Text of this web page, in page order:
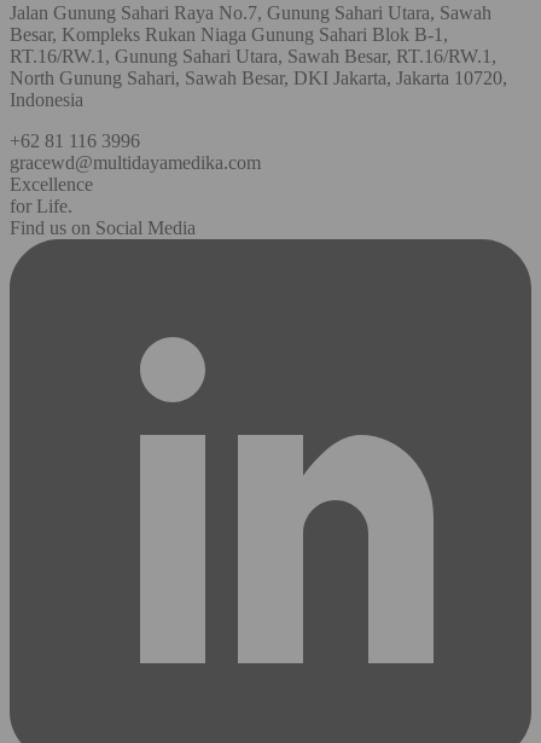
Jalan Gunung Sahari Raya No.7, Gunung Sahari Utara, Sawah
Besar, Kompleks Rukan Niaga Gunung Sahari Blok B-1,
RT.16/RW.1, Gunung Sahari Utara, Sawah Besar, RT.16/RW.1,
North Gunung Sahari, Sawah Besar, DKI Jakarta, Jakarta 10720,
Indonesia
+62 81 116 3996
gracewd@multidayamedika.com
Excellence
for Life.
Find us on Social Media